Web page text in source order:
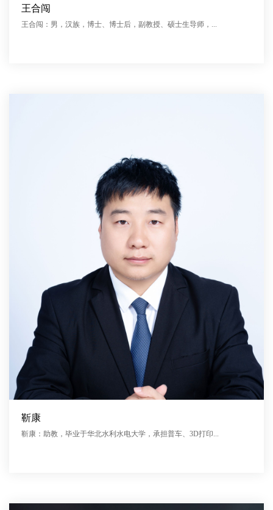
王合闯
王合闯：男，汉族，博士、博士后，副教授、硕士生导师，...
靳康
靳康：助教，毕业于华北水利水电大学，承担普车、3D打印...